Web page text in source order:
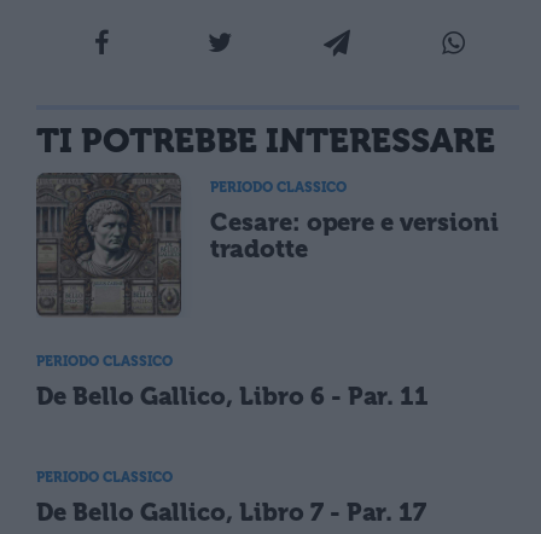
TI POTREBBE INTERESSARE
PERIODO CLASSICO
Cesare: opere e versioni
tradotte
PERIODO CLASSICO
De Bello Gallico, Libro 6 - Par. 11
PERIODO CLASSICO
De Bello Gallico, Libro 7 - Par. 17